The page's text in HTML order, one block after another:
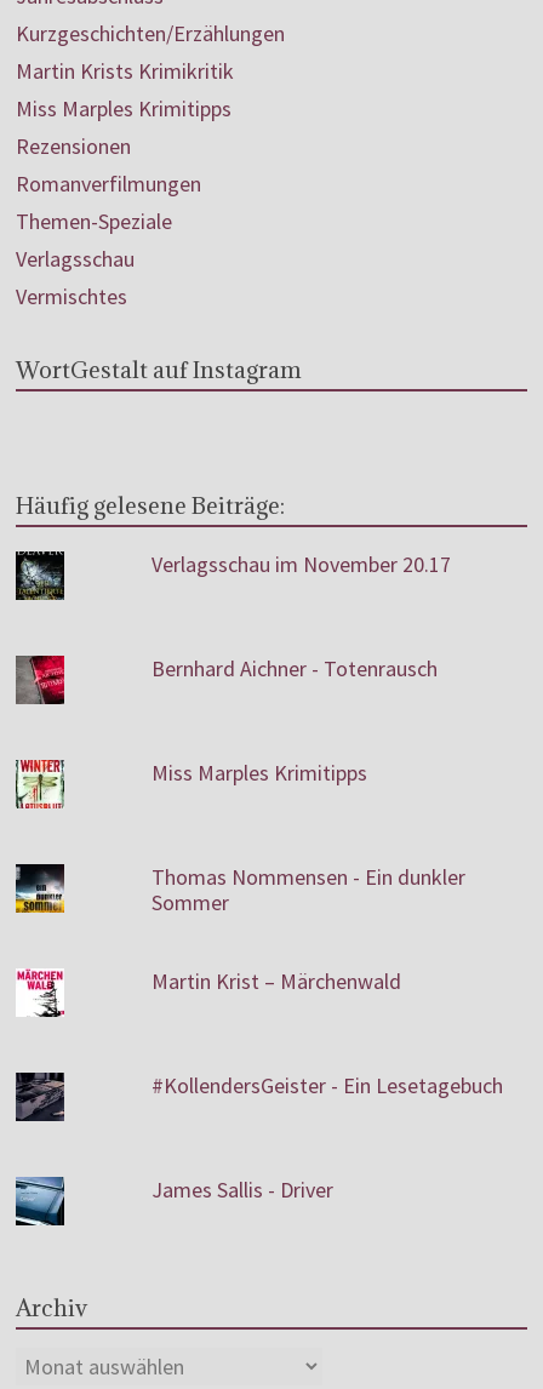
Kurzgeschichten/Erzählungen
Martin Krists Krimikritik
Miss Marples Krimitipps
Rezensionen
Romanverfilmungen
Themen-Speziale
Verlagsschau
Vermischtes
WortGestalt auf Instagram
Häufig gelesene Beiträge:
Verlagsschau im November 20.17
Bernhard Aichner - Totenrausch
Miss Marples Krimitipps
Thomas Nommensen - Ein dunkler
Sommer
Martin Krist – Märchenwald
#KollendersGeister - Ein Lesetagebuch
James Sallis - Driver
Archiv